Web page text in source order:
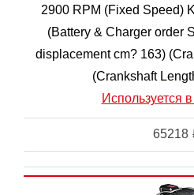
2900 RPM (Fixed Speed)
(Battery & Charger order
displacement cm? 163)
(Crankshaft
Используется в
65218